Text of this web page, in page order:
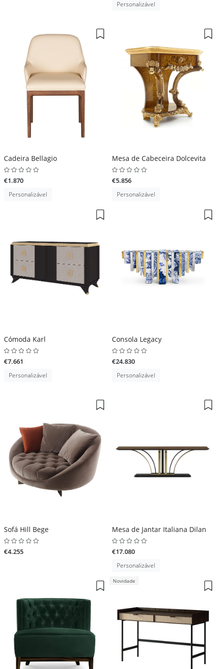
Personalizável
Cadeira Bellagio
€1.870
Personalizável
Mesa de Cabeceira Dolcevita
€5.856
Personalizável
Cómoda Karl
€7.661
Personalizável
Consola Legacy
€24.830
Personalizável
Sofá Hill Bege
€4.255
Mesa de Jantar Italiana Dilan
€17.080
Personalizável
Novidade